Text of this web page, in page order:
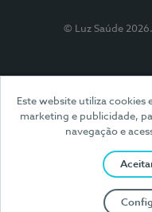
Este website utiliza cookies
marketing e publicidade,
navegação e
© Luz Saúde